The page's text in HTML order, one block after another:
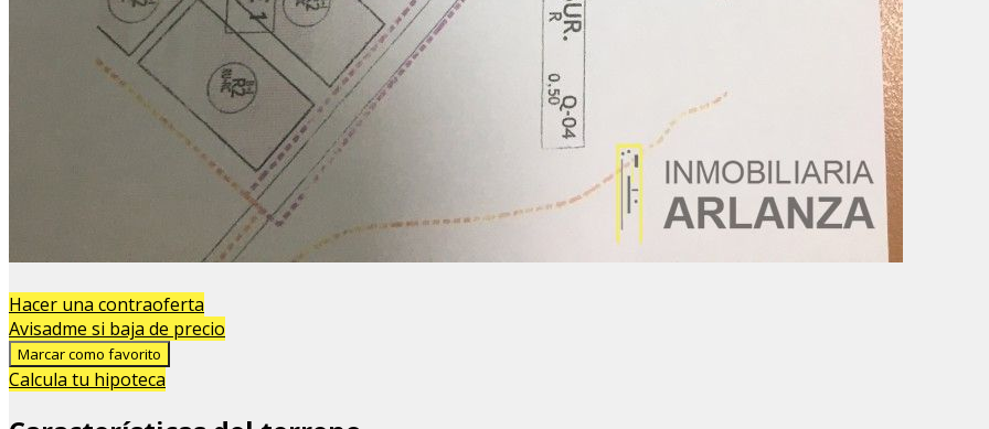
Hacer una contraoferta
Avisadme si baja de precio
Marcar como favorito
Calcula tu hipoteca